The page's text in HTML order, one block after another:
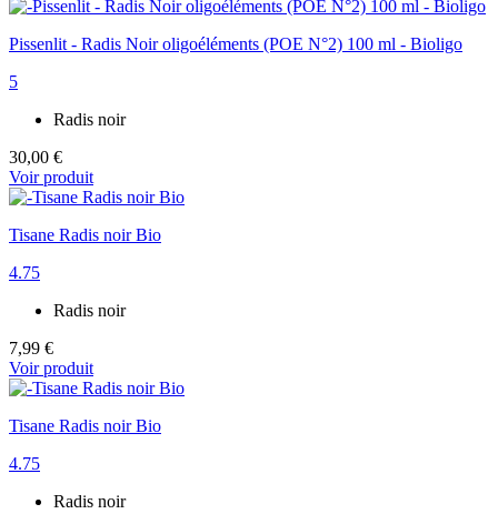
Pissenlit - Radis Noir oligoéléments (POE N°2) 100 ml - Bioligo
5
Radis noir
30,00 €
Voir produit
Tisane Radis noir Bio
4.75
Radis noir
7,99 €
Voir produit
Tisane Radis noir Bio
4.75
Radis noir